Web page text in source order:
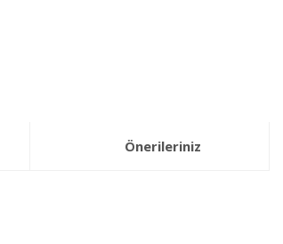
Önerileriniz